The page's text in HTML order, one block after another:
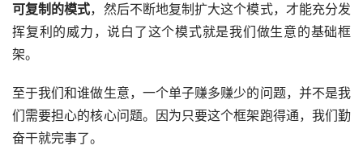
可复制的模式，然后不断地复制扩大这个模式，才能充分发
挥复利的威力，说白了这个模式就是我们做生意的基础框
架。
至于我们和谁做生意，一个单子赚多赚少的问题，并不是我
们需要担心的核心问题。因为只要这个框架跑得通，我们勤
奋干就完事了。